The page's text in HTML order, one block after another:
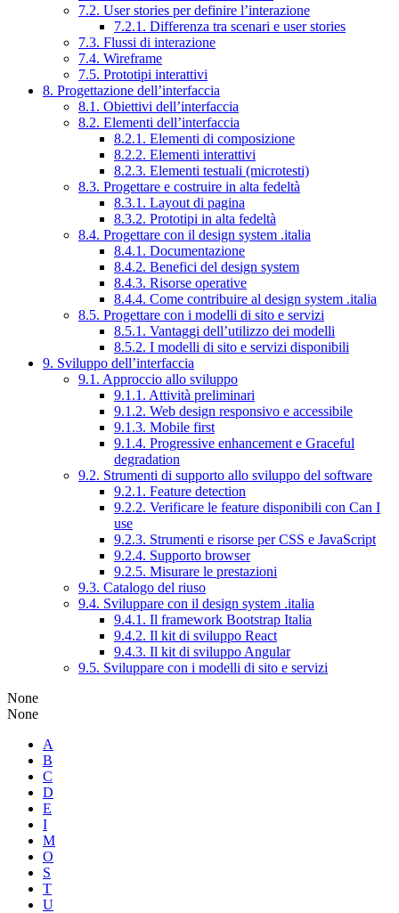
7.2. User stories per definire l’interazione
7.2.1. Differenza tra scenari e user stories
7.3. Flussi di interazione
7.4. Wireframe
7.5. Prototipi interattivi
8. Progettazione dell’interfaccia
8.1. Obiettivi dell’interfaccia
8.2. Elementi dell’interfaccia
8.2.1. Elementi di composizione
8.2.2. Elementi interattivi
8.2.3. Elementi testuali (microtesti)
8.3. Progettare e costruire in alta fedeltà
8.3.1. Layout di pagina
8.3.2. Prototipi in alta fedeltà
8.4. Progettare con il design system .italia
8.4.1. Documentazione
8.4.2. Benefici del design system
8.4.3. Risorse operative
8.4.4. Come contribuire al design system .italia
8.5. Progettare con i modelli di sito e servizi
8.5.1. Vantaggi dell’utilizzo dei modelli
8.5.2. I modelli di sito e servizi disponibili
9. Sviluppo dell’interfaccia
9.1. Approccio allo sviluppo
9.1.1. Attività preliminari
9.1.2. Web design responsivo e accessibile
9.1.3. Mobile first
9.1.4. Progressive enhancement e Graceful
degradation
9.2. Strumenti di supporto allo sviluppo del software
9.2.1. Feature detection
9.2.2. Verificare le feature disponibili con Can I
use
9.2.3. Strumenti e risorse per CSS e JavaScript
9.2.4. Supporto browser
9.2.5. Misurare le prestazioni
9.3. Catalogo del riuso
9.4. Sviluppare con il design system .italia
9.4.1. Il framework Bootstrap Italia
9.4.2. Il kit di sviluppo React
9.4.3. Il kit di sviluppo Angular
9.5. Sviluppare con i modelli di sito e servizi
None
None
A
B
C
D
E
I
M
O
S
T
U